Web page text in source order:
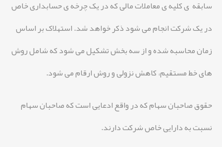
سابقه ی کلیه ی معاملات مالی که در یک چرخه ی حسابداری خاص
در یک شرکت انجام می شود ذکر خواهد شد. استهلاک بر اساس
زمان محاسبه شده و از سه بخش تشکیل می شود که شامل روش
های خط مستقیم، کاهش نزولی و روش ارقام می شود.
حقوق صاحبان سهام که در واقع ادعایی است که صاحبان سهام
نسبت به دارایی خاص شرکت دارند.